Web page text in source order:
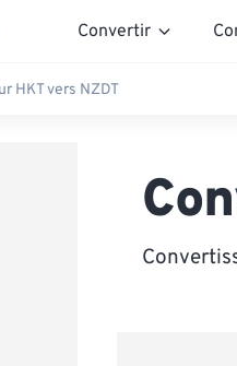
Convertir
HKT vers NZDT